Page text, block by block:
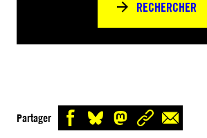
RECHERCHER
Partager